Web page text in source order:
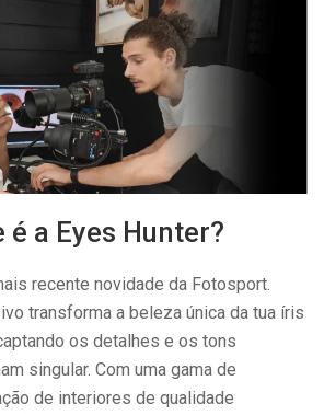
é a Eyes Hunter?
recente novidade da Fotosport.
transforma a beleza única da tua íris
os detalhes e os tons
singular. Com uma gama de
de interiores de qualidade